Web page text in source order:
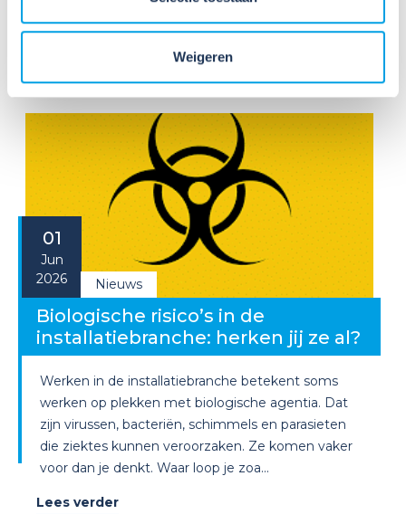
Weigeren
verbeteringen en draagt act...
01
Jun
2026
Nieuws
Biologische risico’s in de
installatiebranche: herken jij ze al?
Werken in de installatiebranche betekent soms
werken op plekken met biologische agentia. Dat
zijn virussen, bacteriën, schimmels en parasieten
die ziektes kunnen veroorzaken. Ze komen vaker
voor dan je denkt. Waar loop je zoa...
Lees verder